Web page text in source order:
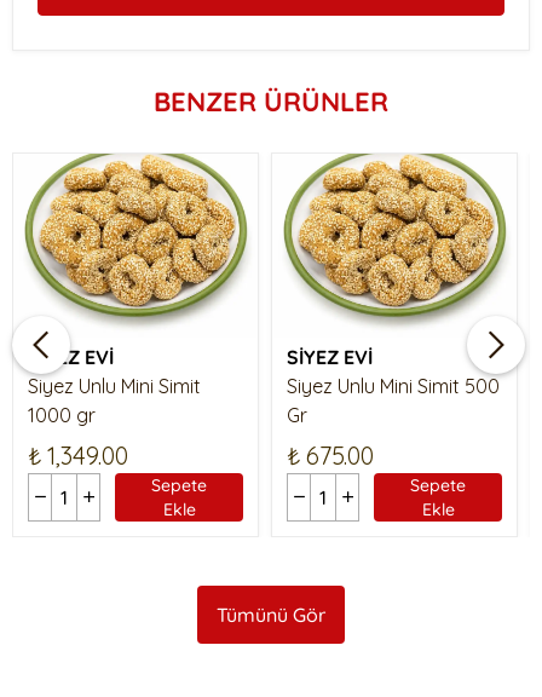
BENZER ÜRÜNLER
SİYEZ EVİ
Siyez Unlu Mini Simit
1000 gr
₺ 1,349.00
Sepete
Ekle
SİYEZ EVİ
Siyez Unlu Mini Simit 500
Gr
₺ 675.00
Sepete
Ekle
Tümünü Gör